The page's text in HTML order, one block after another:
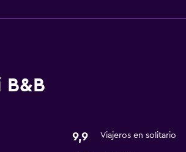
B&B
9,9 Viajeros en solitario